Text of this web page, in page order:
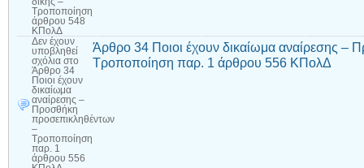
Τροποποίηση
άρθρου 548
ΚΠολΔ
Δεν έχουν
υποβληθεί
σχόλια στο
Άρθρο 34
Ποιοι έχουν
δικαίωμα
αναίρεσης –
Προσθήκη
προσεπικληθέντων
–
Τροποποίηση
παρ. 1
άρθρου 556
Άρθρο 34 Ποιοι έχουν δικαίωμα αναίρεσης –
Τροποποίηση παρ. 1 άρθρου 556 ΚΠολΔ